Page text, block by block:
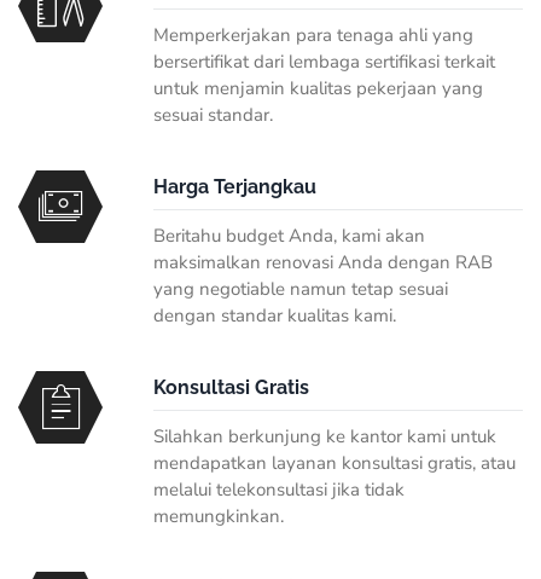
Memperkerjakan para tenaga ahli yang
bersertifikat dari lembaga sertifikasi terkait
untuk menjamin kualitas pekerjaan yang
sesuai standar.
Harga Terjangkau
Beritahu budget Anda, kami akan
maksimalkan renovasi Anda dengan RAB
yang negotiable namun tetap sesuai
dengan standar kualitas kami.
Konsultasi Gratis
Silahkan berkunjung ke kantor kami untuk
mendapatkan layanan konsultasi gratis, atau
melalui telekonsultasi jika tidak
memungkinkan.